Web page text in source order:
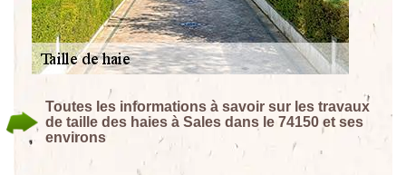
Toutes les informations à savoir sur les travaux
de taille des haies à Sales dans le 74150 et ses
environs